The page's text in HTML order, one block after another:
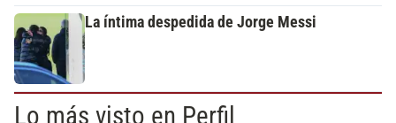
La íntima despedida de Jorge Messi
Lo más visto en Perfil